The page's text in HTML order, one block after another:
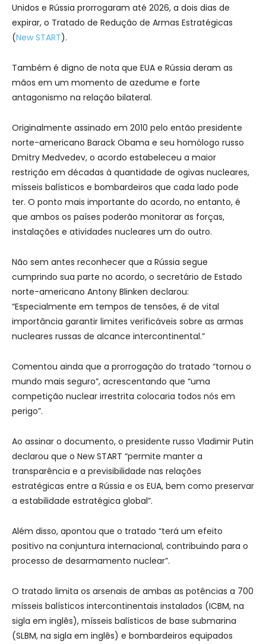
Unidos e Rússia prorrogaram até 2026, a dois dias de
expirar, o Tratado de Redução de Armas Estratégicas
(New START).
Também é digno de nota que EUA e Rússia deram as
mãos em um momento de azedume e forte
antagonismo na relação bilateral.
Originalmente assinado em 2010 pelo então presidente
norte-americano Barack Obama e seu homólogo russo
Dmitry Medvedev, o acordo estabeleceu a maior
restrição em décadas à quantidade de ogivas nucleares,
mísseis balísticos e bombardeiros que cada lado pode
ter. O ponto mais importante do acordo, no entanto, é
que ambos os países poderão monitorar as forças,
instalações e atividades nucleares um do outro.
Não sem antes reconhecer que a Rússia segue
cumprindo sua parte no acordo, o secretário de Estado
norte-americano Antony Blinken declarou:
“Especialmente em tempos de tensões, é de vital
importância garantir limites verificáveis sobre as armas
nucleares russas de alcance intercontinental.”
Comentou ainda que a prorrogação do tratado “tornou o
mundo mais seguro”, acrescentando que “uma
competição nuclear irrestrita colocaria todos nós em
perigo”.
Ao assinar o documento, o presidente russo Vladimir Putin
declarou que o New START “permite manter a
transparência e a previsibilidade nas relações
estratégicas entre a Rússia e os EUA, bem como preservar
a estabilidade estratégica global”.
Além disso, apontou que o tratado “terá um efeito
positivo na conjuntura internacional, contribuindo para o
processo de desarmamento nuclear”.
O tratado limita os arsenais de ambas as potências a 700
mísseis balísticos intercontinentais instalados (ICBM, na
sigla em inglês), mísseis balísticos de base submarina
(SLBM, na sigla em inglês) e bombardeiros equipados